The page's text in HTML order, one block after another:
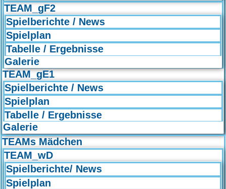
TEAM_gF2
Spielberichte / News
Spielplan
Tabelle / Ergebnisse
Galerie
TEAM_gE1
Spielberichte / News
Spielplan
Tabelle / Ergebnisse
Galerie
TEAMs Mädchen
TEAM_wD
Spielberichte/ News
Spielplan